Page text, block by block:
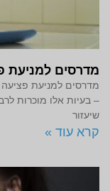
מדרסים למניעת
מדרסים למניעת פציעה
– בעיות אלו מוכרות
שיעזור
קרא עוד »